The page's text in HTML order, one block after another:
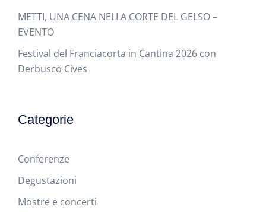
METTI, UNA CENA NELLA CORTE DEL GELSO –
EVENTO
Festival del Franciacorta in Cantina 2026 con
Derbusco Cives
Categorie
Conferenze
Degustazioni
Mostre e concerti